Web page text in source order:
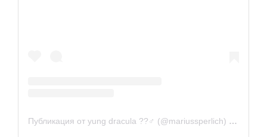
Публикация от yung dracula ??‍♂️ (@mariussperlich) 11 Май